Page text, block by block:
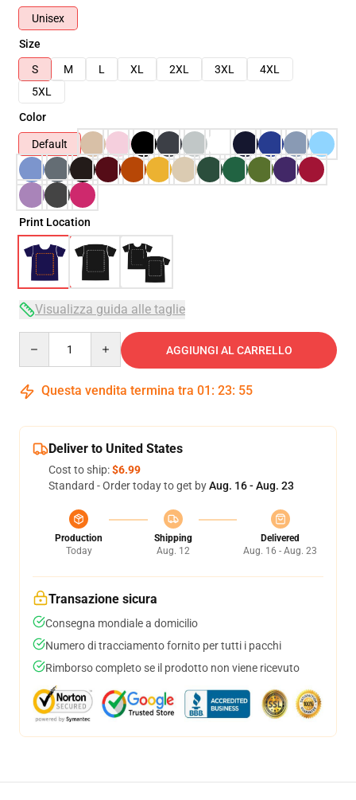
Unisex
Size
S
M L XL 2XL 3XL
4XL
5XL
Color
Default
Print Location
Visualizza guida alle taglie
AGGIUNGI AL CARRELLO
Questa vendita termina tra 01 : 23: 54
Deliver to United States
Cost to ship:$6.99
Standard - Order today to get byAug. 16 - Aug. 23
Production
Today
Shipping
Aug. 12
Delivered
Aug. 16 - Aug. 23
Transazione sicura
Consegna mondiale a domicilio
Numero di tracciamento fornito per tutti i pacchi
Rimborso completo se il prodotto non viene ricevuto